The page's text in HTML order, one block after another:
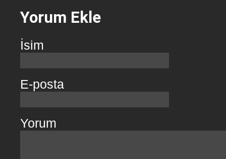
Yorum Ekle
İsim
E-posta
Yorum